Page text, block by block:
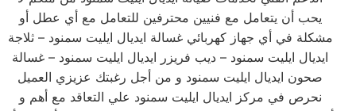
يحب أن يتعامل مع فنيين محترفين للتعامل مع أي عطل أو
مشكلة في أي جهاز كهربائي غسالة ايديال ايليت سمنود – ثلاجة
ايديال ايليت سمنود – ديب فريزر ايديال ايليت سمنود – غسالة
صحون ايديال ايليت سمنود و من أجل رغبتك عزيزي العميل
نحرص في مركز ايديال ايليت سمنود علي التعاقد مع أهم و